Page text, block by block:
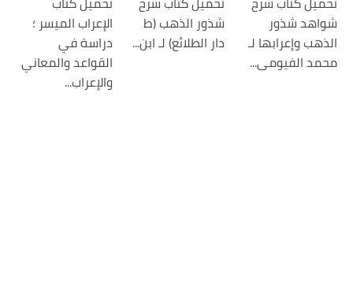
شواهد شذور
الذهب وإعرابها لـ
محمد الفيومى...
شذور الذهب (ط
دار الطلائع) لـ ابن...
الإعراب الميسر ؛
دراسة في
القواعد والمعاني
والإعراب...